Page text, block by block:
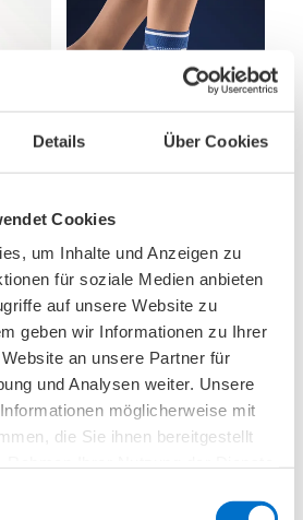
Details Über Cookies
Cookies
um Inhalte und Anzeigen zu
für soziale Medien anbieten
auf unsere Website zu
geben wir Informationen zu Ihrer
an unsere Partner für
und Analysen weiter. Unsere
möglicherweise mit
die Sie ihnen bereitgestellt
Knöchelbandage
Komfort Plus
Hochwertige Aktiv-
Sprunggelenk-
Bandage mit
Stabilo®-Band zur
therapieunterstützen
den Positionierung
des Fußes.